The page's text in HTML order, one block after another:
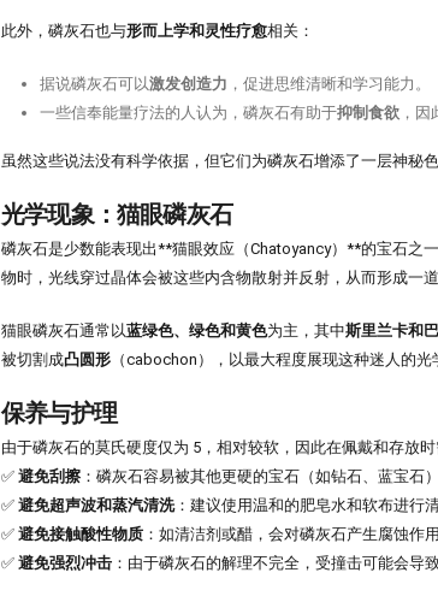
此外，磷灰石也与形而上学和灵性疗愈相关：
据说磷灰石可以激发创造力 ，促进思维清晰和学习能力。
一些信奉能量疗法的人认为，磷灰石有助于抑制食欲 ，因
虽然这些说法没有科学依据，但它们为磷灰石增添了一层神秘色
光学现象：猫眼磷灰石
磷灰石是少数能表现出**猫眼效应（Chatoyancy）**的宝石之
物时，光线穿过晶体会被这些内含物散射并反射，从而形成一
猫眼磷灰石通常以蓝绿色、绿色和黄色为主，其中斯里兰卡和
被切割成凸圆形 （cabochon），以最大程度展现这种迷人的光
保养与护理
由于磷灰石的莫氏硬度仅为 5，相对较软，因此在佩戴和存放时
✅ 避免刮擦 ：磷灰石容易被其他更硬的宝石（如钻石、蓝宝石
✅ 避免超声波和蒸汽清洗：建议使用温和的肥皂水和软布进行
✅ 避免接触酸性物质 ：如清洁剂或醋，会对磷灰石产生腐蚀作用
✅ 避免强烈冲击 ：由于磷灰石的解理不完全，受撞击可能会导致